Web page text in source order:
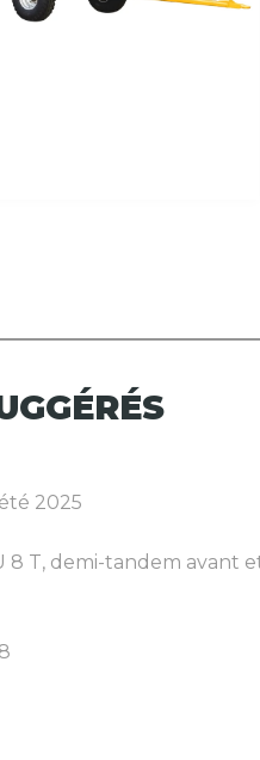
2025
8 T, demi-tandem avant